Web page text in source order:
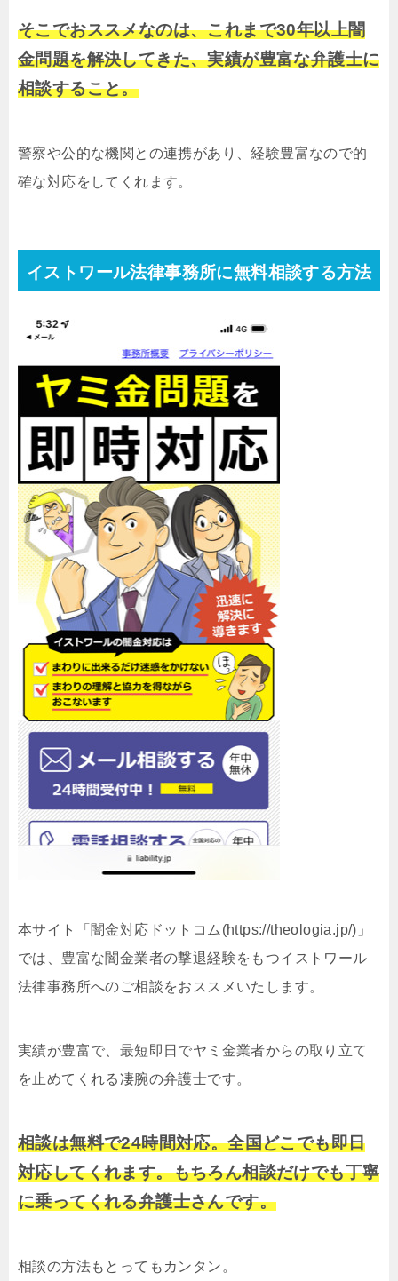
そこでおススメなのは、これまで30年以上闇
金問題を解決してきた、実績が豊富な弁護士に
相談すること。
警察や公的な機関との連携があり、経験豊富なので的
確な対応をしてくれます。
イストワール法律事務所に無料相談する方法
本サイト「闇金対応ドットコム(https://theologia.jp/)」
では、豊富な闇金業者の撃退経験をもつイストワール
法律事務所へのご相談をおススメいたします。
実績が豊富で、最短即日でヤミ金業者からの取り立て
を止めてくれる凄腕の弁護士です。
相談は無料で24時間対応。全国どこでも即日
対応してくれます。もちろん相談だけでも丁寧
に乗ってくれる弁護士さんです。
相談の方法もとってもカンタン。